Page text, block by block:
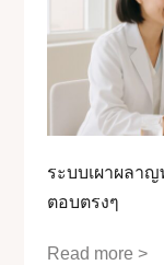
ระบบเผาผลา
ตอบตรงๆ
Read more >